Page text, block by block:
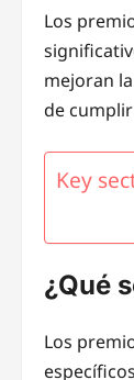
Los
mejoran
de
Key
¿Qué
Los